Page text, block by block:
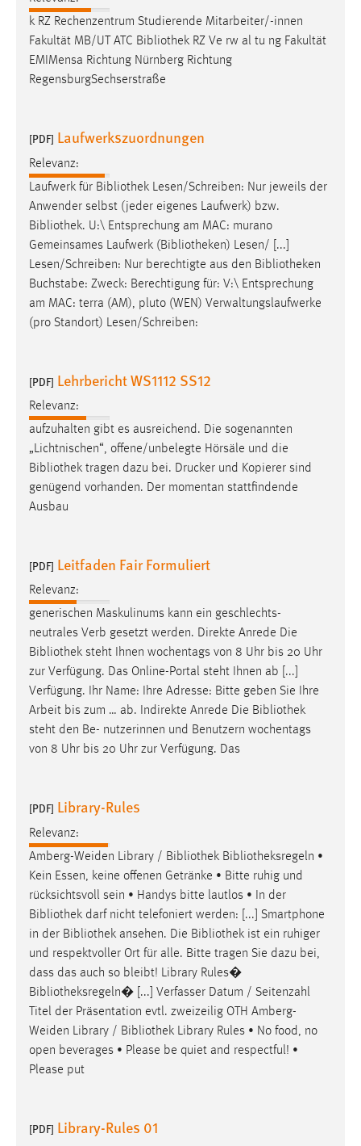
k RZ Rechenzentrum Studierende Mitarbeiter/-innen
Fakultät MB/UT ATC Bibliothek RZ Ve rw al tu ng Fakultät
EMIMensa Richtung Nürnberg Richtung
RegensburgSechserstraße
[PDF] Laufwerkszuordnungen
Relevanz:
Laufwerk für Bibliothek Lesen/Schreiben: Nur jeweils der
Anwender selbst (jeder eigenes Laufwerk) bzw.
Bibliothek. U:\ Entsprechung am MAC: murano
Gemeinsames Laufwerk (Bibliotheken) Lesen/ [...]
Lesen/Schreiben: Nur berechtigte aus den Bibliotheken
Buchstabe: Zweck: Berechtigung für: V:\ Entsprechung
am MAC: terra (AM), pluto (WEN) Verwaltungslaufwerke
(pro Standort) Lesen/Schreiben:
[PDF] Lehrbericht WS1112 SS12
Relevanz:
aufzuhalten gibt es ausreichend. Die sogenannten
„Lichtnischen“, offene/unbelegte Hörsäle und die
Bibliothek tragen dazu bei. Drucker und Kopierer sind
genügend vorhanden. Der momentan stattfindende
Ausbau
[PDF] Leitfaden Fair Formuliert
Relevanz:
generischen Maskulinums kann ein geschlechts-
neutrales Verb gesetzt werden. Direkte Anrede Die
Bibliothek steht Ihnen wochentags von 8 Uhr bis 20 Uhr
zur Verfügung. Das Online-Portal steht Ihnen ab [...]
Verfügung. Ihr Name: Ihre Adresse: Bitte geben Sie Ihre
Arbeit bis zum … ab. Indirekte Anrede Die Bibliothek
steht den Be- nutzerinnen und Benutzern wochentags
von 8 Uhr bis 20 Uhr zur Verfügung. Das
[PDF] Library-Rules
Relevanz:
Amberg-Weiden Library / Bibliothek Bibliotheksregeln •
Kein Essen, keine offenen Getränke • Bitte ruhig und
rücksichtsvoll sein • Handys bitte lautlos • In der
Bibliothek darf nicht telefoniert werden: [...] Smartphone
in der Bibliothek ansehen. Die Bibliothek ist ein ruhiger
und respektvoller Ort für alle. Bitte tragen Sie dazu bei,
dass das auch so bleibt! Library Rules�
Bibliotheksregeln� [...] Verfasser Datum / Seitenzahl
Titel der Präsentation evtl. zweizeilig OTH Amberg-
Weiden Library / Bibliothek Library Rules • No food, no
open beverages • Please be quiet and respectful! •
Please put
[PDF] Library-Rules 01